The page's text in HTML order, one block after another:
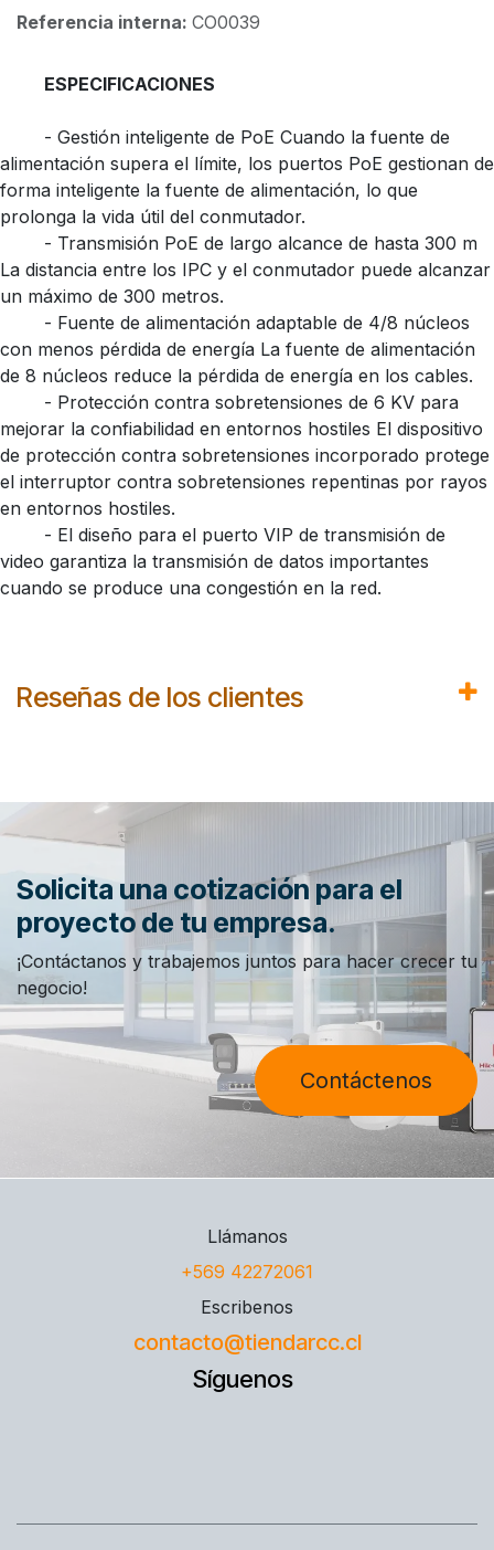
Referencia interna: CO0039
ESPECIFICACIONES
​- Gestión inteligente de PoE Cuando la fuente de
alimentación supera el límite, los puertos PoE gestionan de
forma inteligente la fuente de alimentación, lo que
prolonga la vida útil del conmutador.
​- Transmisión PoE de largo alcance de hasta 300 m
La distancia entre los IPC y el conmutador puede alcanzar
un máximo de 300 metros.
​- Fuente de alimentación adaptable de 4/8 núcleos
con menos pérdida de energía La fuente de alimentación
de 8 núcleos reduce la pérdida de energía en los cables.
​- Protección contra sobretensiones de 6 KV para
mejorar la confiabilidad en entornos hostiles El dispositivo
de protección contra sobretensiones incorporado protege
el interruptor contra sobretensiones repentinas por rayos
en entornos hostiles.
​- El diseño para el puerto VIP de transmisión de
video garantiza la transmisión de datos importantes
cuando se produce una congestión en la red.
Reseñas de los clientes
Solicita una cotización para el
proyecto de tu empresa.
¡Contáctanos y trabajemos juntos para hacer crecer tu
negocio!
Contáctenos
Llámanos
+569 42272061
Escribenos
contacto@tiendarcc.cl
Síguenos